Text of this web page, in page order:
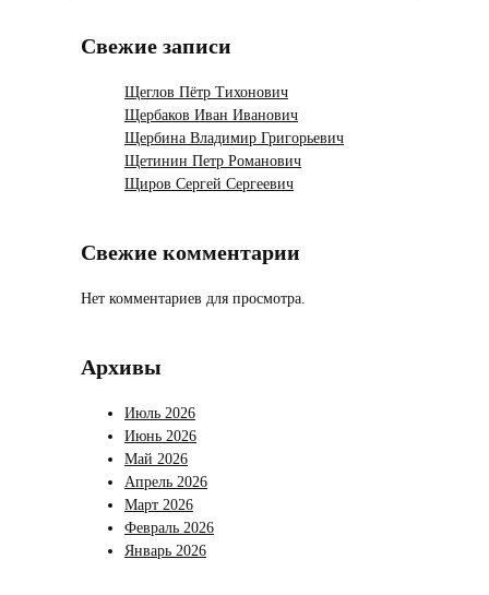
Свежие записи
Щеглов Пётр Тихонович
Щербаков Иван Иванович
Щербина Владимир Григорьевич
Щетинин Петр Романович
Щиров Сергей Сергеевич
Свежие комментарии
Нет комментариев для просмотра.
Архивы
Июль 2026
Июнь 2026
Май 2026
Апрель 2026
Март 2026
Февраль 2026
Январь 2026